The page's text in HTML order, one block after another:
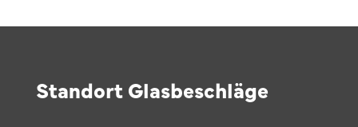
Standort Glasbeschläge